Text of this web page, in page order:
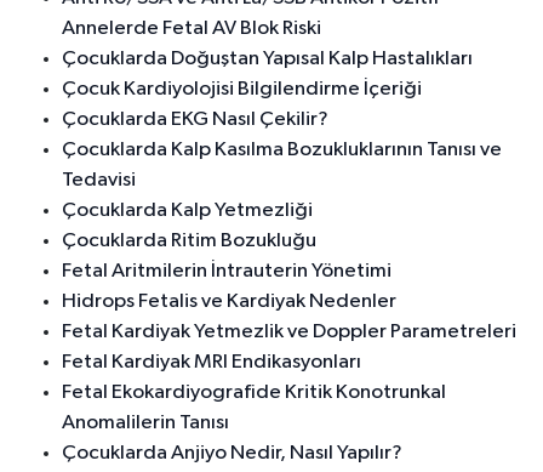
Annelerde Fetal AV Blok Riski
Çocuklarda Doğuştan Yapısal Kalp Hastalıkları
Çocuk Kardiyolojisi Bilgilendirme İçeriği
Çocuklarda EKG Nasıl Çekilir?
Çocuklarda Kalp Kasılma Bozukluklarının Tanısı ve
Tedavisi
Çocuklarda Kalp Yetmezliği
Çocuklarda Ritim Bozukluğu
Fetal Aritmilerin İntrauterin Yönetimi
Hidrops Fetalis ve Kardiyak Nedenler
Fetal Kardiyak Yetmezlik ve Doppler Parametreleri
Fetal Kardiyak MRI Endikasyonları
Fetal Ekokardiyografide Kritik Konotrunkal
Anomalilerin Tanısı
Çocuklarda Anjiyo Nedir, Nasıl Yapılır?